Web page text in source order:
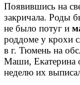
Появившись на
закричала. Роды
не было потуг и
роддоме у крохи
в г. Тюмень на
Маши, Екатерина
неделю их